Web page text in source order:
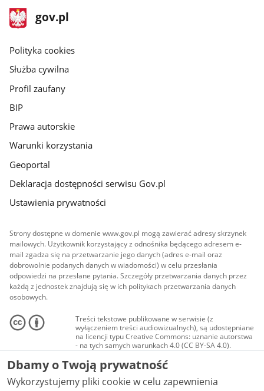
stopka
gov.pl
Strona
gov.pl
gov.pl
Polityka cookies
Służba cywilna
Profil zaufany
BIP
Prawa autorskie
Warunki korzystania
Geoportal
Deklaracja dostępności serwisu Gov.pl
Ustawienia prywatności
Strony dostępne w domenie www.gov.pl mogą zawierać adresy skrzynek
mailowych. Użytkownik korzystający z odnośnika będącego adresem e-
mail zgadza się na przetwarzanie jego danych (adres e-mail oraz
dobrowolnie podanych danych w wiadomości) w celu przesłania
odpowiedzi na przesłane pytania. Szczegóły przetwarzania danych przez
każdą z jednostek znajdują się w ich politykach przetwarzania danych
osobowych.
Treści tekstowe publikowane w serwisie (z
wyłączeniem treści audiowizualnych), są udostępniane
na licencji typu Creative Commons: uznanie autorstwa
- na tych samych warunkach 4.0 (CC BY-SA 4.0).
Materiały audiowizualne, w tym zdjęcia, materiały
audio i wideo, są udostępniane na licencji typu
Creative Commons: uznanie autorstwa użycie
niekomercyjne - bez utworów zależnych 4.0 (CC BY-
Dbamy o Twoją prywatność
Wykorzystujemy pliki cookie w celu zapewnienia